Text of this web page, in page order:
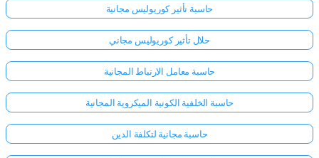
حاسبة تأثير كوريوليس مجانية
حلال تأثير كوريوليس مجاني
حاسبة معامل الارتباط المجانية
حاسبة الخلفية الكونية الميكروية المجانية
حاسبة مجانية لتكلفة الدين